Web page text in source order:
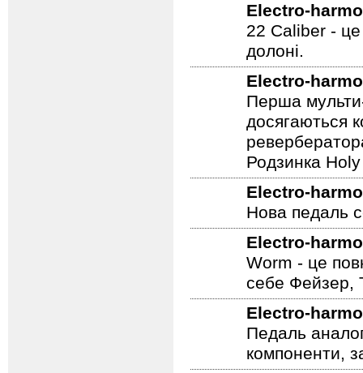
Electro-
22 Caliber - це
долоні.
Electro-
Перша
досягаються
Родзинка
Electro-
Нова педаль
Electro-
Worm - це
себе Фейзер,
Electro-
Педаль
компоненти,